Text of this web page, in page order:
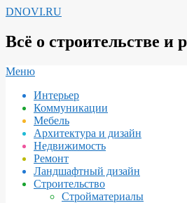
Перейти
содержимому
DNOVI.RU
Всё о строительстве и
Вторичное
навигации
Меню
Интерьер
Коммуникации
Мебель
Архитектура и дизайн
Недвижимость
Ремонт
Ландшафтный дизайн
Строительство
Стройматериалы